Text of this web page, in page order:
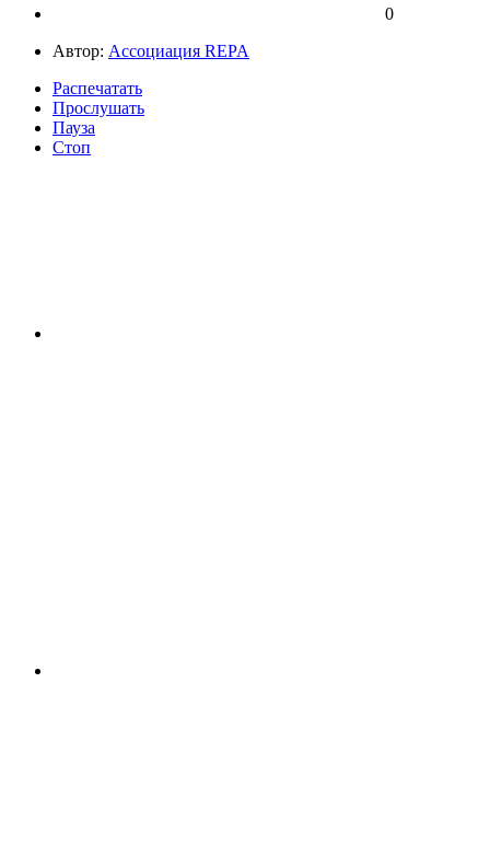
0
Автор: Ассоциация REPA
Распечатать
Прослушать
Пауза
Стоп